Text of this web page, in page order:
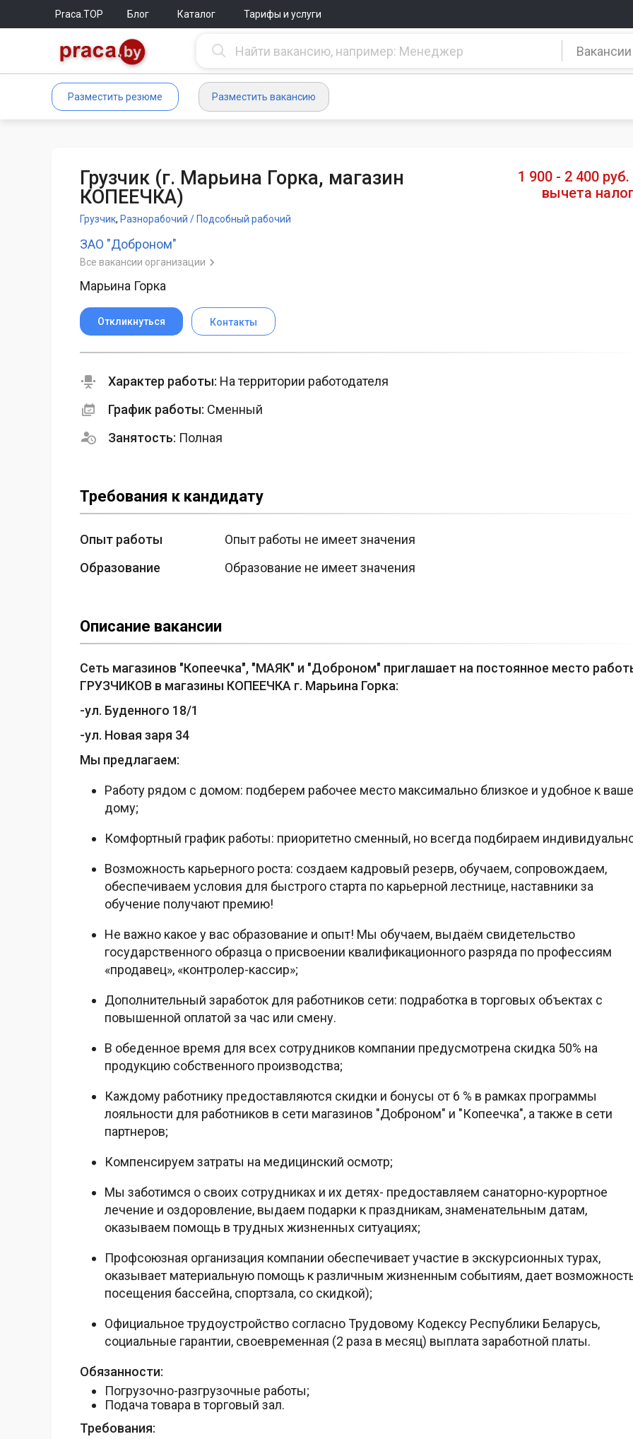
Praca.TOP Блог Каталог Тарифы и услуги
Вакансии
Разместить резюме Разместить вакансию
Грузчик (г. Марьина Горка, магазин
КОПЕЕЧКА)
Грузчик, Разнорабочий / Подсобный рабочий
1 900 - 2 400
вычета
ЗАО "Доброном"
Все вакансии организации
Марьина Горка
Откликнуться Контакты
Характер работы: На территории работодателя
График работы: Сменный
Занятость: Полная
Требования к кандидату
Опыт работы
Опыт работы не имеет значения
Образование
Образование не имеет значения
Описание вакансии
Сеть магазинов "Копеечка", "МАЯК" и "Доброном" приглашает на постоянное место
ГРУЗЧИКОВ в магазины КОПЕЕЧКА г. Марьина Горка:
-ул. Буденного 18/1
-ул. Новая заря 34
Мы предлагаем:
Работу рядом с домом: подберем рабочее место максимально близкое и удобное к
дому;
Комфортный график работы: приоритетно сменный, но всегда подбираем
Возможность карьерного роста: создаем кадровый резерв, обучаем, сопровождаем,
обеспечиваем условия для быстрого старта по карьерной лестнице, наставники за
обучение получают премию!
Не важно какое у вас образование и опыт! Мы обучаем, выдаём свидетельство
государственного образца о присвоении квалификационного разряда по профессиям
«продавец», «контролер-кассир»;
Дополнительный заработок для работников сети: подработка в торговых объектах с
повышенной оплатой за час или смену.
В обеденное время для всех сотрудников компании предусмотрена скидка 50% на
продукцию собственного производства;
Каждому работнику предоставляются скидки и бонусы от 6 % в рамках программы
лояльности для работников в сети магазинов "Доброном" и "Копеечка", а также в сети
партнеров;
Компенсируем затраты на медицинский осмотр;
Мы заботимся о своих сотрудниках и их детях- предоставляем санаторно-курортное
лечение и оздоровление, выдаем подарки к праздникам, знаменательным датам,
оказываем помощь в трудных жизненных ситуациях;
Профсоюзная организация компании обеспечивает участие в экскурсионных турах,
оказывает материальную помощь к различным жизненным событиям, дает
посещения бассейна, спортзала, со скидкой);
Официальное трудоустройство согласно Трудовому Кодексу Республики Беларусь,
социальные гарантии, своевременная (2 раза в месяц) выплата заработной платы.
Обязанности:
Погрузочно-разгрузочные работы;
Подача товара в торговый зал.
Требования: